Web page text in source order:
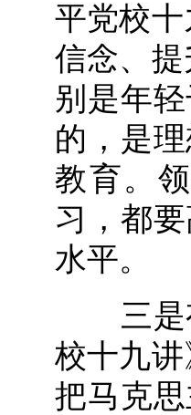
平党校
信念、
别是年
的，是
教育。
习，都
水平。
三是有
校十九
把马克